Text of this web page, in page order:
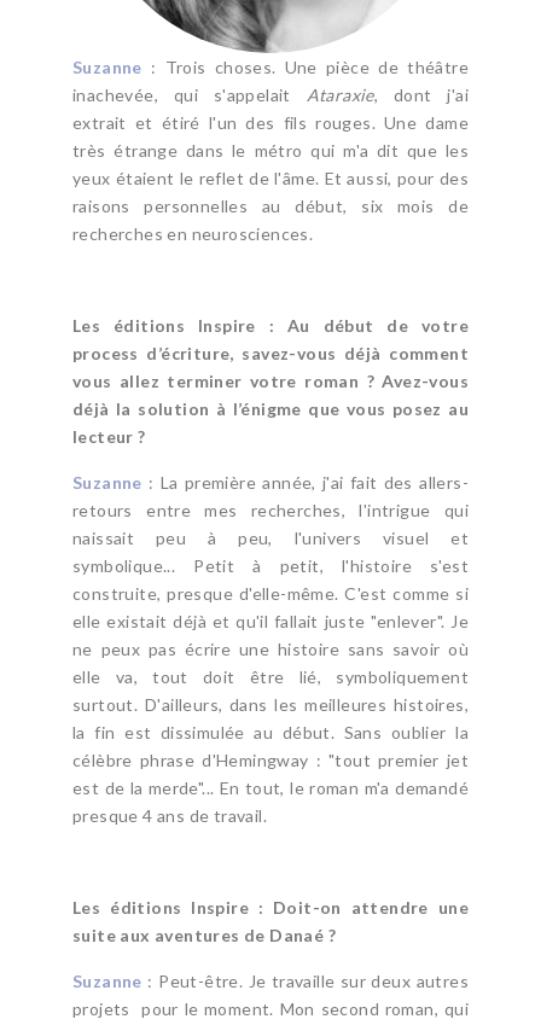
Suzanne : Trois choses. Une pièce de théâtre
inachevée, qui s'appelait Ataraxie, dont j'ai
extrait et étiré l'un des fils rouges. Une dame
très étrange dans le métro qui m'a dit que les
yeux étaient le reflet de l'âme. Et aussi, pour des
raisons personnelles au début, six mois de
recherches en neurosciences.
Les éditions Inspire : Au début de votre
process d’écriture, savez-vous déjà comment
vous allez terminer votre roman ? Avez-vous
déjà la solution à l’énigme que vous posez au
lecteur ?
Suzanne : La première année, j'ai fait des allers-
retours entre mes recherches, l'intrigue qui
naissait peu à peu, l'univers visuel et
symbolique... Petit à petit, l'histoire s'est
construite, presque d'elle-même. C'est comme si
elle existait déjà et qu'il fallait juste "enlever". Je
ne peux pas écrire une histoire sans savoir où
elle va, tout doit être lié, symboliquement
surtout. D'ailleurs, dans les meilleures histoires,
la fin est dissimulée au début. Sans oublier la
célèbre phrase d'Hemingway : "tout premier jet
est de la merde"... En tout, le roman m'a demandé
presque 4 ans de travail.
Les éditions Inspire : Doit-on attendre une
suite aux aventures de Danaé ?
Suzanne : Peut-être. Je travaille sur deux autres
projets pour le moment. Mon second roman, qui